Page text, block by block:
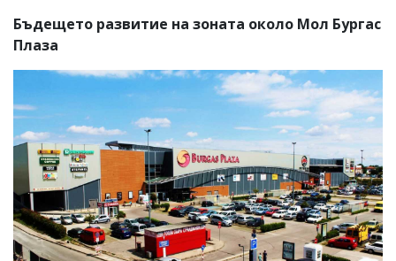
Бъдещето развитие на зоната около Мол Бургас
Плаза